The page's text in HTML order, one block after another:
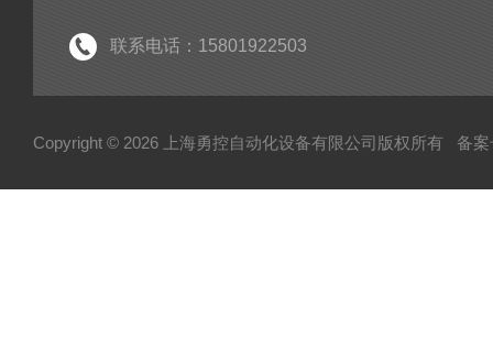
联系电话：15801922503
Copyright © 2026 上海勇控自动化设备有限公司版权所有 备案